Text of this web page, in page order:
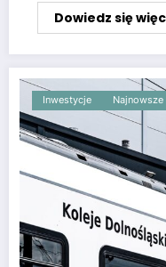
Dowiedz się
Inwestycje Najnowsze